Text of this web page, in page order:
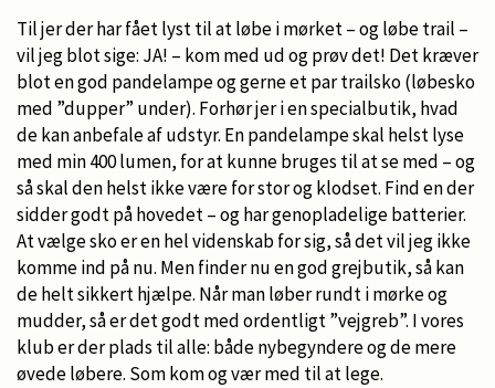
Til jer der har fået lyst til at løbe i mørket – og løbe trail –
vil jeg blot sige: JA! – kom med ud og prøv det! Det kræver
blot en god pandelampe og gerne et par trailsko (løbesko
med ”dupper” under). Forhør jer i en specialbutik, hvad
de kan anbefale af udstyr. En pandelampe skal helst lyse
med min 400 lumen, for at kunne bruges til at se med – og
så skal den helst ikke være for stor og klodset. Find en der
sidder godt på hovedet – og har genopladelige batterier.
At vælge sko er en hel videnskab for sig, så det vil jeg ikke
komme ind på nu. Men finder nu en god grejbutik, så kan
de helt sikkert hjælpe. Når man løber rundt i mørke og
mudder, så er det godt med ordentligt ”vejgreb”. I vores
klub er der plads til alle: både nybegyndere og de mere
øvede løbere. Som kom og vær med til at lege.